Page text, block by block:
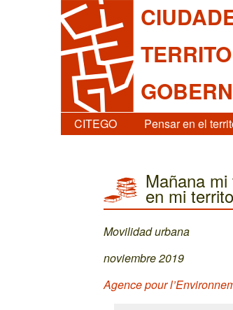
CITEGO Pensar en el
Mañana
en mi
Movilidad urbana
noviembre 2019
Agence pour